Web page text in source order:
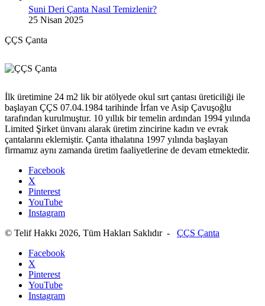
Suni Deri Çanta Nasıl Temizlenir?
25 Nisan 2025
ÇÇS Çanta
İlk üretimine 24 m2 lik bir atölyede okul sırt çantası üreticiliği ile
başlayan ÇÇS 07.04.1984 tarihinde İrfan ve Asip Çavuşoğlu
tarafından kurulmuştur. 10 yıllık bir temelin ardından 1994 yılında
Limited Şirket ünvanı alarak üretim zincirine kadın ve evrak
çantalarını eklemiştir. Çanta ithalatına 1997 yılında başlayan
firmamız aynı zamanda üretim faaliyetlerine de devam etmektedir.
Facebook
X
Pinterest
YouTube
Instagram
© Telif Hakkı 2026, Tüm Hakları Saklıdır - ÇÇS Çanta
Facebook
X
Pinterest
YouTube
Instagram